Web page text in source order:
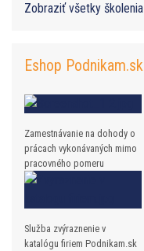
Zobraziť všetky školenia
Eshop Podnikam.sk
Zamestnávanie na dohody o
prácach vykonávaných mimo
pracovného pomeru
Služba zvýraznenie v
katalógu firiem Podnikam.sk